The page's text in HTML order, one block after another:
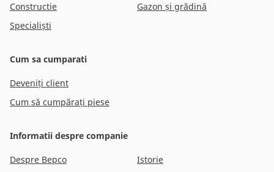
Constructie
Gazon și grădină
Specialiști
Cum sa cumparati
Deveniți client
Cum să cumpărați piese
Informatii despre companie
Despre Bepco
Istorie